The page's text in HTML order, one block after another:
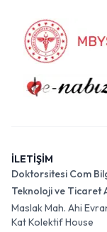
İLETİŞİM
Doktorsitesi Com
Teknoloji ve Ticaret
Maslak Mah. Ahi
Kat Kolektif House